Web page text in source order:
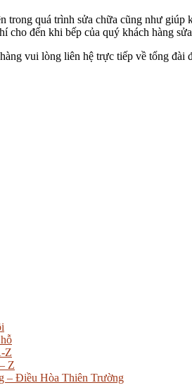
quá trình sửa chữa cũng như
cho đến khi bếp của quý khách hàng
vui lòng liên hệ trực tiếp về tổng
Z
Z
– Điều Hòa Thiên Trường